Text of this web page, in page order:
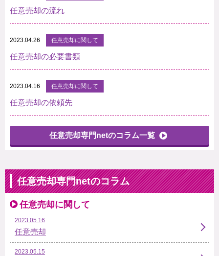
任意売却の流れ
2023.04.26 任意売却に関して
任意売却の必要書類
2023.04.16 任意売却に関して
任意売却の依頼先
任意売却専門netのコラム一覧
任意売却専門netのコラム
任意売却に関して
2023.05.16
任意売却
2023.05.15